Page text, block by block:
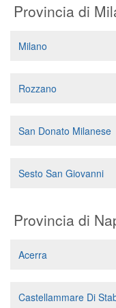
Provincia di
Milano
Rozzano
San Donato Milanese
Sesto San Giovanni
Provincia di
Acerra
Castellammare Di